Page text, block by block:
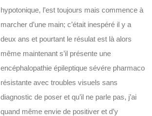
hypotonique, l’est toujours mais commence à
marcher d’une main; c’était inespéré il y a
deux ans et pourtant le résulat est là alors
même maintenant s’il présente une
encéphalopathie épileptique sévére pharmaco
résistante avec troubles visuels sans
diagnostic de poser et qu’il ne parle pas, j’ai
quand même envie de positiver et d’y